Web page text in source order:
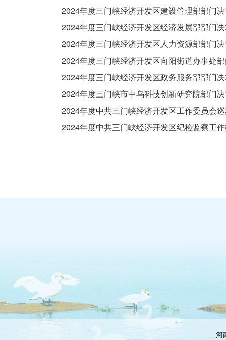
2024年度三门峡经济开发区建设管理部部门
2024年度三门峡经济开发区经济发展部部门
2024年度三门峡经济开发区人力资源部部门
2024年度三门峡经济开发区向阳街道办事处
2024年度三门峡经济开发区政务服务部部门
2024年度三门峡市中乌科技创新研究院部门
2024年度中共三门峡经济开发区工作委员会
2024年度中共三门峡经济开发区纪检监察工
河